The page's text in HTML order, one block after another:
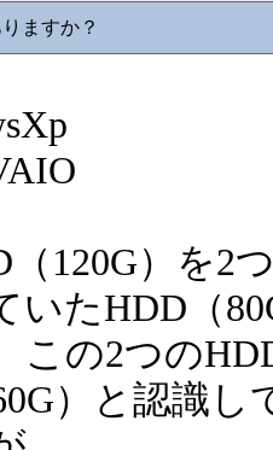
ますか？
120G）を2
いたHDD（
この2つの
）と認識